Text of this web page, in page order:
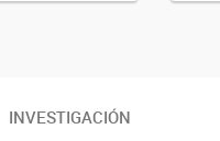
INVESTIGACIÓN